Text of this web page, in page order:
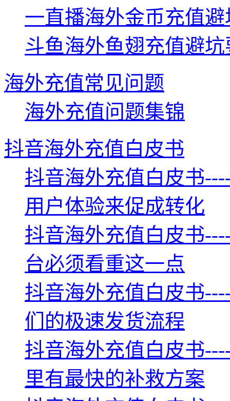
一直播海外金币充值
斗鱼海外鱼翅充值避坑
海外充值常见问题
海外充值问题集锦
抖音海外充值白皮书
抖音海外充值白皮书
用户体验来促成转化
抖音海外充值白皮书
台必须看重这一点
抖音海外充值白皮书
们的极速发货流程
抖音海外充值白皮书
里有最快的补救方案